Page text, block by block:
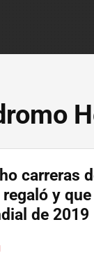
carreras
regaló y
de 2019